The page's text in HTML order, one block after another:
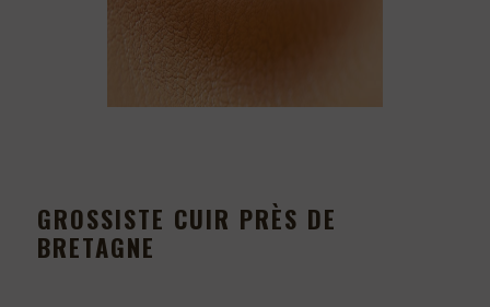
GROSSISTE CUIR PRÈS DE
BRETAGNE